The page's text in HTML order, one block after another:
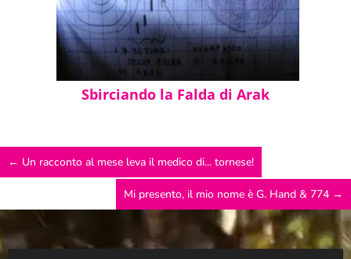
Sbirciando la Falda di Arak
← Un racconto al mese leva il medico di... tornese!
Mi presento, il mio nome è G. Hand & 774 →